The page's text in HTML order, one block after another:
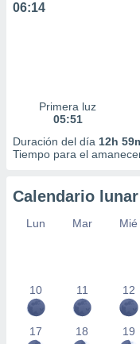
06:14
Primera luz
05:51
Duración del día 12h
Tiempo para el
Calendario lunar
Lun Mar Mié
10 11 12
17 18 19